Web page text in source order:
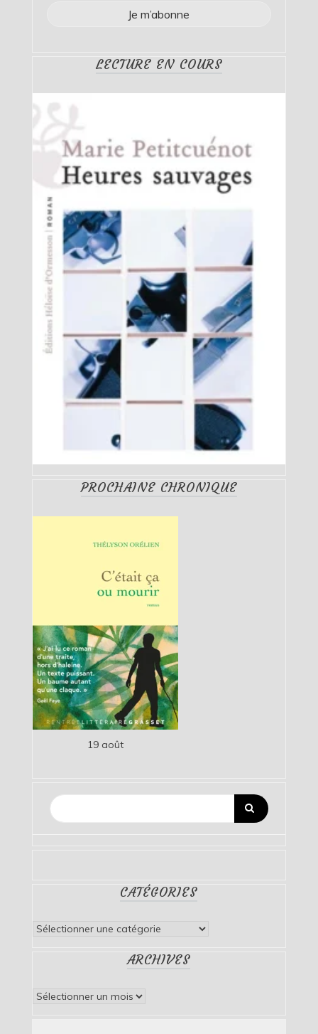
LECTURE EN COURS
PROCHAINE CHRONIQUE
19 août
CATÉGORIES
Catégories
ARCHIVES
Archives